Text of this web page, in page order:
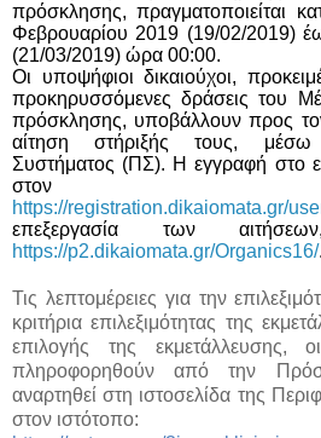
πρόσκλησης, πραγματοποιείται
Φεβρουαρίου 2019 (19/02/2019)
(21/03/2019) ώρα 00:00.
Οι υποψήφιοι δικαιούχοι,
προκηρυσσόμενες δράσεις του
πρόσκλησης, υποβάλλουν προς
αίτηση στήριξής τους,
Συστήματος (ΠΣ). Η εγγραφή στο
στον
https://registration.dikaiomata.gr/
επεξεργασία των
https://p2.dikaiomata.gr/Organics16/.
Τις λεπτομέρειες για την
κριτήρια επιλεξιμότητας της
επιλογής της εκμετάλλευσης,
πληροφορηθούν από την
αναρτηθεί στη ιστοσελίδα της
στον ιστότοπο: